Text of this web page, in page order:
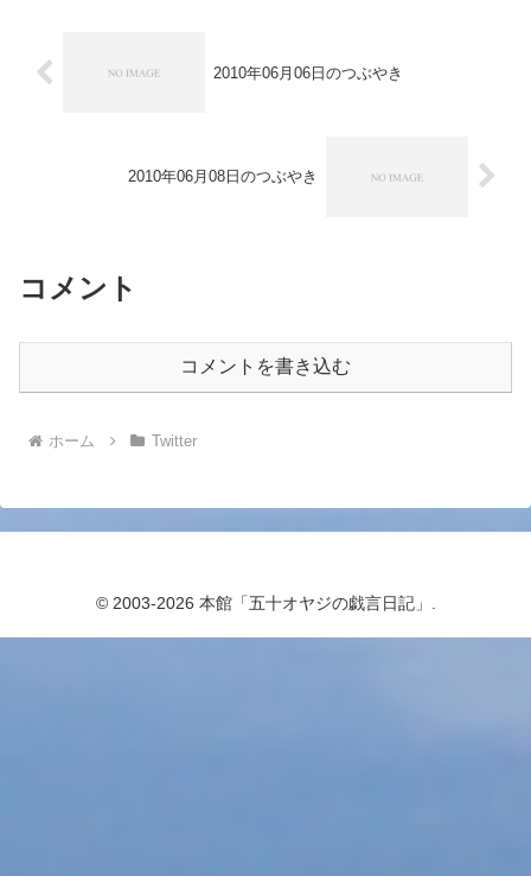
2010年06月06日のつぶやき
2010年06月08日のつぶやき
コメント
コメントを書き込む
ホーム Twitter
© 2003-2026 本館「五十オヤジの戯言日記」.